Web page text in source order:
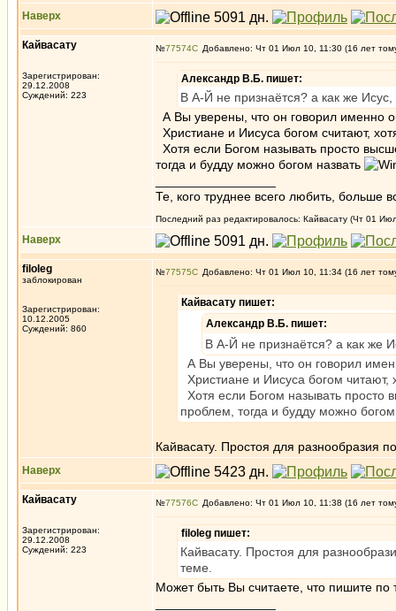
Наверх
Кайвасату
Зарегистрирован:
29.12.2008
Суждений: 223
№77574 Добавлено: Чт 01 Июл 10, 11:30 (16 лет
Александр В.Б. пишет:
В А-Й не признаётся? а как же
А Вы уверены, что он говорил именно
Христиане и Иисуса богом считают,
Хотя если Богом называть просто
тогда и будду можно богом назвать
Те, кого труднее всего любить, больше
Последний раз редактировалось: Кайвасату (Чт 01
Наверх
filoleg
заблокирован
Зарегистрирован:
10.12.2005
Суждений: 860
№77575 Добавлено: Чт 01 Июл 10, 11:34 (16 лет
Кайвасату пишет:
Александр В.Б. пишет:
В А-Й не признаётся? а как же
А Вы уверены, что он говорил
Христиане и Иисуса богом читают,
Хотя если Богом называть просто
проблем, тогда и будду можно
Кайвасату. Простоя для разнообразия
Наверх
Кайвасату
Зарегистрирован:
29.12.2008
Суждений: 223
№77576 Добавлено: Чт 01 Июл 10, 11:38 (16 лет
filoleg пишет:
Кайвасату. Простоя для
теме.
Может быть Вы считаете, что пишите по